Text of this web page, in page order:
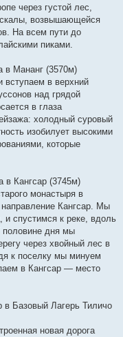
через густой лес,
возвышающейся
На всем пути до
пиками.
в Мананг (3570м)
в верхний
над грядой
в глаза
холодный суровый
изобилует высокими
которые
в Кангсар (3745м)
монастыря в
Кангсар. Мы
спустимся к реке, вдоль
половине дня мы
через хвойный лес в
к поселку мы минуем
в Кангсар — место
в Базовый Лагерь Тиличо
новая дорога